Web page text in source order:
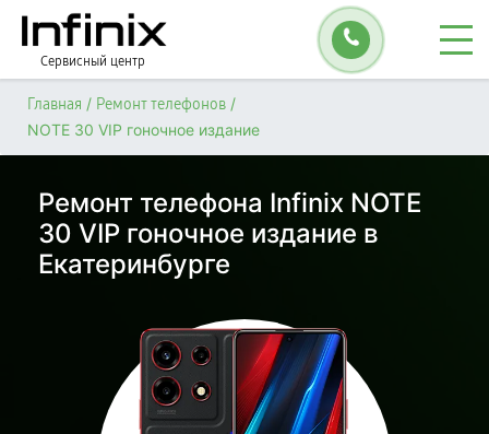
Сервисный центр
Главная / Ремонт телефонов /
NOTE 30 VIP гоночное издание
Ремонт телефона Infinix NOTE
30 VIP гоночное издание в
Екатеринбурге